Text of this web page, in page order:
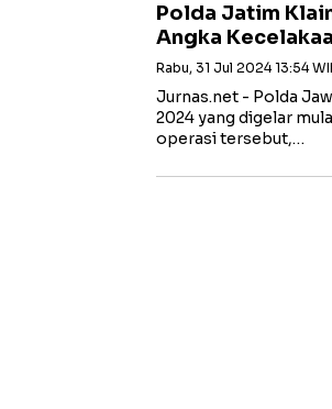
Polda Jatim
Angka
Rabu, 31 Jul 2024 13:54
Jurnas.net - Polda
2024 yang digelar
operasi tersebut,…